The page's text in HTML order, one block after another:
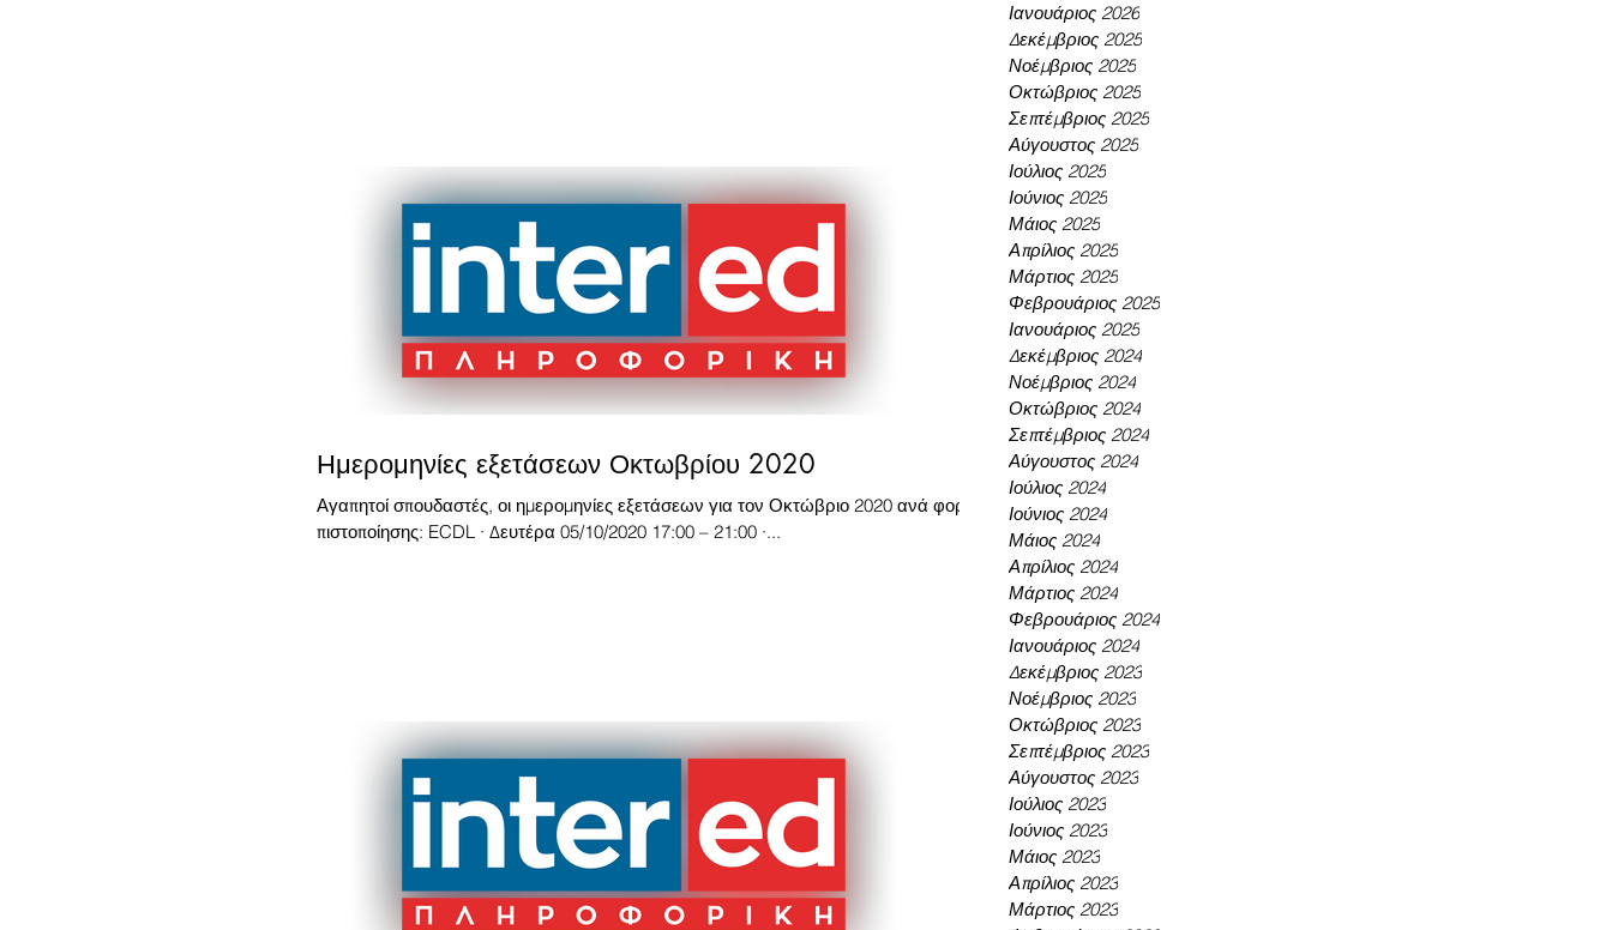
Ιανουάριος 2026
Δεκέμβριος 2025
Νοέμβριος 2025
Οκτώβριος 2025
Σεπτέμβριος 2025
Αύγουστος 2025
Ιούλιος 2025
Ιούνιος 2025
Μάιος 2025
Απρίλιος 2025
Μάρτιος 2025
Φεβρουάριος 2025
Ιανουάριος 2025
Δεκέμβριος 2024
Νοέμβριος 2024
Οκτώβριος 2024
Σεπτέμβριος 2024
Αύγουστος 2024
Ιούλιος 2024
Ιούνιος 2024
Μάιος 2024
Απρίλιος 2024
Μάρτιος 2024
Φεβρουάριος 2024
Ιανουάριος 2024
Δεκέμβριος 2023
Νοέμβριος 2023
Οκτώβριος 2023
Σεπτέμβριος 2023
Αύγουστος 2023
Ιούλιος 2023
Ιούνιος 2023
Μάιος 2023
Απρίλιος 2023
Μάρτιος 2023
Ημερομηνίες εξετάσεων Οκτωβρίου 2020
Αγαπητοί σπουδαστές, οι ημερομηνίες εξετάσεων για τον Οκτώβριο 2020 ανά φορέα
πιστοποίησης: ECDL · Δευτέρα 05/10/2020 17:00 – 21:00 ·...